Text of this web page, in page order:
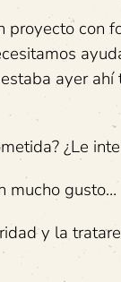
proyecto con
ayer ahí
¿Le
mucho gusto…
y la